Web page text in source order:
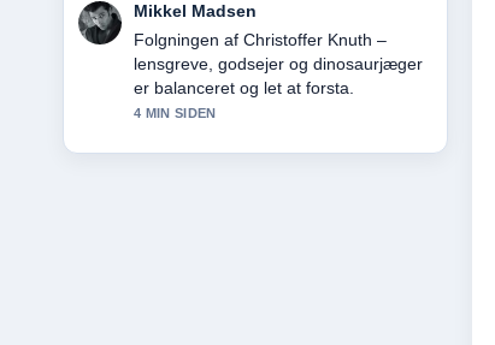
Clara Olesen
God kontekst om Frederik Kølle: Alder,
børn, forhold og kliniktab.... Bliv
endelig ved med at opdatere denne
livestrad.